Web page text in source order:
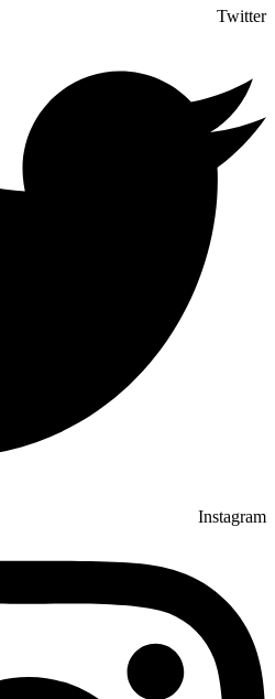
Twitter
Instagram